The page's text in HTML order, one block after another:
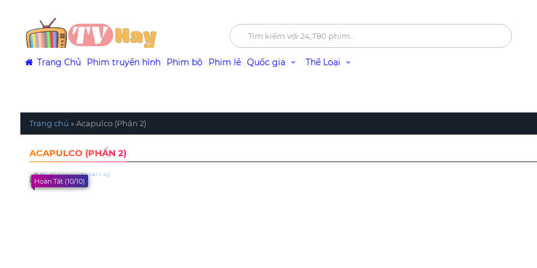
Trang Chủ Phim truyền hình Phim bộ Phim lẻ Quốc gia Thể Loại
Trang chủ »Acapulco (Phần 2)
ACAPULCO (PHẦN 2)
Hoàn Tất (10/10)